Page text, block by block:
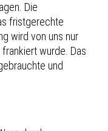
Die
fristgerechte
wird von uns nur
wurde. Das
und